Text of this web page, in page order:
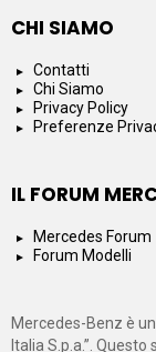
CHI SIAMO
Contatti
Chi Siamo
Privacy Policy
Preferenze
IL FORUM
Mercedes Forum
Forum Modelli
Mercedes-Benz è
Italia S.p.a.”.